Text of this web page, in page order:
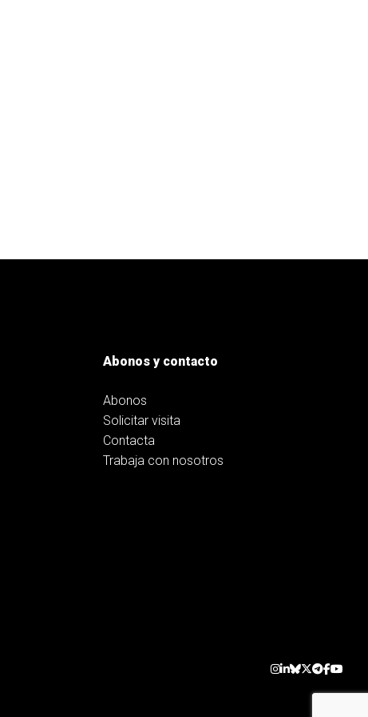
Abonos y contacto
Abonos
Solicitar visita
Contacta
Trabaja con nosotros